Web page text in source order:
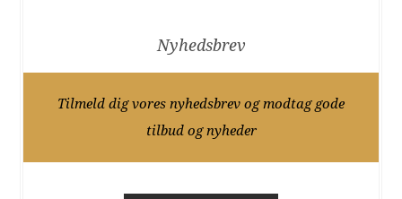
Nyhedsbrev
Tilmeld dig vores nyhedsbrev og modtag gode
tilbud og nyheder